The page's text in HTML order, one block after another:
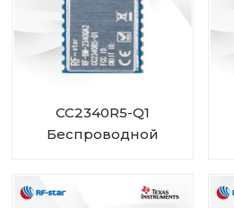
CC2340R5-Q1
Беспроводной